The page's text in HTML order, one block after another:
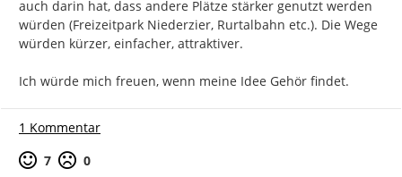
auch darin hat, dass andere Plätze stärker genutzt werden
würden (Freizeitpark Niederzier, Rurtalbahn etc.). Die Wege
würden kürzer, einfacher, attraktiver.
Ich würde mich freuen, wenn meine Idee Gehör findet.
1 Kommentar
Positive Bewertung
7 Negative Bewertung
0